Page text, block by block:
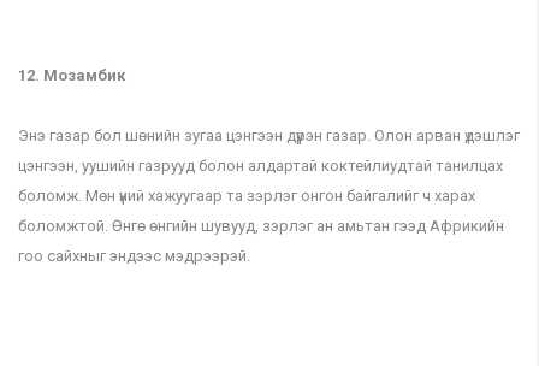
12. Мозамбик
Энэ газар бол шөнийн зугаа цэнгээн дүүрэн газар. Олон арван үдэшлэг
цэнгээн, уушийн газрууд болон алдартай коктейлиудтай танилцах
боломж. Мөн үүний хажуугаар та зэрлэг онгон байгалийг ч харах
боломжтой. Өнгө өнгийн шувууд, зэрлэг ан амьтан гээд Африкийн
гоо сайхныг эндээс мэдрээрэй.